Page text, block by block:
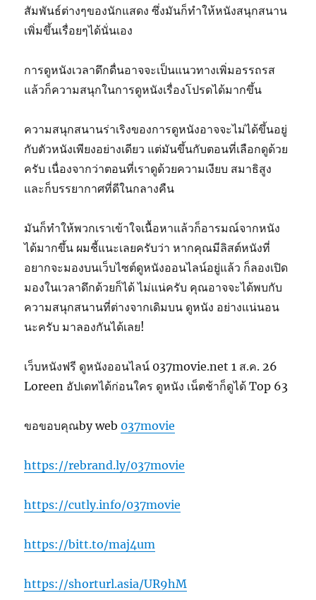
สัมพันธ์ต่างๆของนักแสดง ซึ่งมันก็ทำให้หนังสนุกสนาน
เพิ่มขึ้นเรื่อยๆได้นั่นเอง
การดูหนังเวลาดึกดื่นอาจจะเป็นแนวทางเพิ่มอรรถรส
แล้วก็ความสนุกในการดูหนังเรื่องโปรดได้มากขึ้น
ความสนุกสนานร่าเริงของการดูหนังอาจจะไม่ได้ขึ้นอยู่
กับตัวหนังเพียงอย่างเดียว แต่มันขึ้นกับตอนที่เลือกดูด้วย
ครับ เนื่องจากว่าตอนที่เราดูด้วยความเงียบ สมาธิสูง
และก็บรรยากาศที่ดีในกลางคืน
มันก็ทำให้พวกเราเข้าใจเนื้อหาแล้วก็อารมณ์จากหนัง
ได้มากขึ้น ผมชี้แนะเลยครับว่า หากคุณมีลิสต์หนังที่
อยากจะมองบนเว็บไซต์ดูหนังออนไลน์อยู่แล้ว ก็ลองเปิด
มองในเวลาดึกด้วยก็ได้ ไม่แน่ครับ คุณอาจจะได้พบกับ
ความสนุกสนานที่ต่างจากเดิมบน ดูหนัง อย่างแน่นอน
นะครับ มาลองกันได้เลย!
เว็บหนังฟรี ดูหนังออนไลน์ 037movie.net 1 ส.ค. 26
Loreen อัปเดทได้ก่อนใคร ดูหนัง เน็ตช้าก็ดูได้ Top 63
ขอขอบคุณby web 037movie
https://rebrand.ly/037movie
https://cutly.info/037movie
https://bitt.to/maj4um
https://shorturl.asia/UR9hM